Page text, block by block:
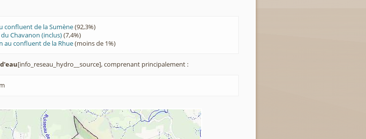
confluent de la Sumène(92,3%)
Chavanon (inclus)(7,4%)
au confluent de la Rhue(moins de 1%)
[info_reseau_hydro__source], comprenant principalement :